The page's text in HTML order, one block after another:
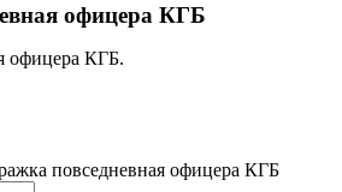
офицера КГБ
офицера КГБ.
повседневная офицера КГБ